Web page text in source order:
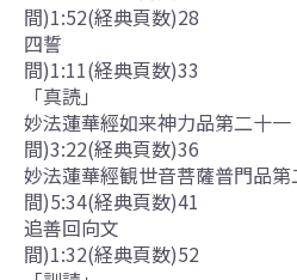
間)1:52(経典頁数)28
四誓 (
間)1:11(経典頁数)33
「真読」
妙法蓮華經如来神力品第
間)3:22(経典頁数)36
妙法蓮華經観世音菩薩普門品
間)5:34(経典頁数)41
追善回向
間)1:32(経典頁数)52